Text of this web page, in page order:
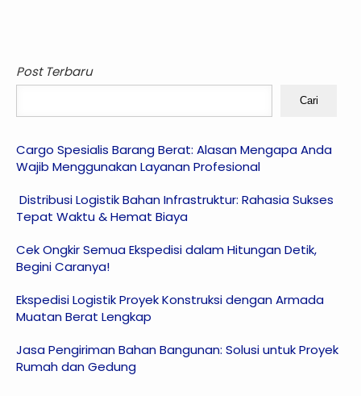
Post Terbaru
Cari
Cargo Spesialis Barang Berat: Alasan Mengapa Anda
Wajib Menggunakan Layanan Profesional
Distribusi Logistik Bahan Infrastruktur: Rahasia Sukses
Tepat Waktu & Hemat Biaya
Cek Ongkir Semua Ekspedisi dalam Hitungan Detik,
Begini Caranya!
Ekspedisi Logistik Proyek Konstruksi dengan Armada
Muatan Berat Lengkap
Jasa Pengiriman Bahan Bangunan: Solusi untuk Proyek
Rumah dan Gedung